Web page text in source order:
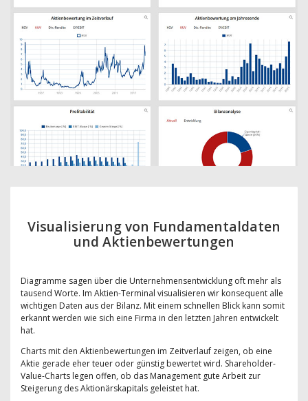
Visualisierung von Fundamentaldaten
und Aktienbewertungen
Diagramme sagen über die Unternehmensentwicklung oft mehr als
tausend Worte. Im Aktien-Terminal visualisieren wir konsequent alle
wichtigen Daten aus der Bilanz. Mit einem schnellen Blick kann somit
erkannt werden wie sich eine Firma in den letzten Jahren entwickelt
hat.
Charts mit den Aktienbewertungen im Zeitverlauf zeigen, ob eine
Aktie gerade eher teuer oder günstig bewertet wird. Shareholder-
Value-Charts legen offen, ob das Management gute Arbeit zur
Steigerung des Aktionärskapitals geleistet hat.